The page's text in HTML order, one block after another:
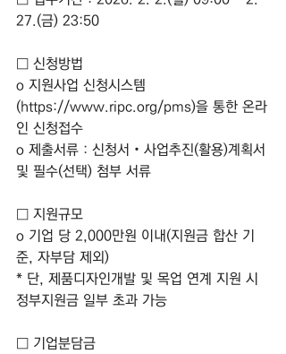
27.(금) 23:50
□ 신청방법
o 지원사업 신청시스템
(https://www.ripc.org/pms)을 통한 온라
인 신청접수
o 제출서류 : 신청서‧사업추진(활용)계획서
및 필수(선택) 첨부 서류
□ 지원규모
o 기업 당 2,000만원 이내(지원금 합산 기
준, 자부담 제외)
* 단, 제품디자인개발 및 목업 연계 지원 시
정부지원금 일부 초과 가능
□ 기업분담금